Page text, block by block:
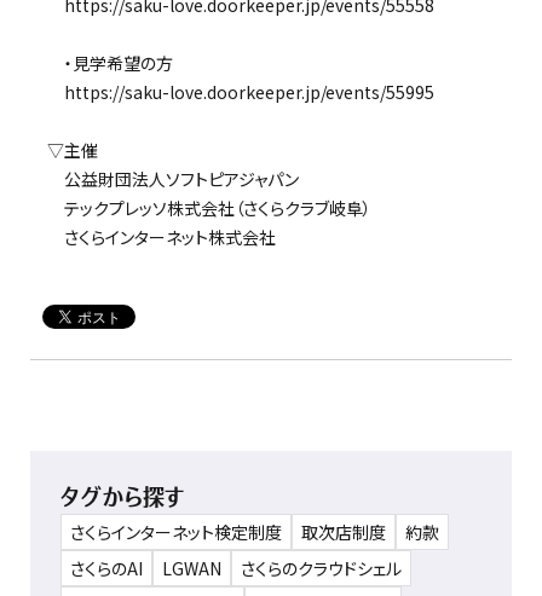
https://saku-love.doorkeeper.jp/events/55558
・見学希望の方
https://saku-love.doorkeeper.jp/events/55995
▽主催
公益財団法人ソフトピアジャパン
テックプレッソ株式会社（さくらクラブ岐阜）
さくらインターネット株式会社
タグから探す
さくらインターネット検定制度 取次店制度
約款
さくらのAI
LGWAN
さくらのクラウドシェル